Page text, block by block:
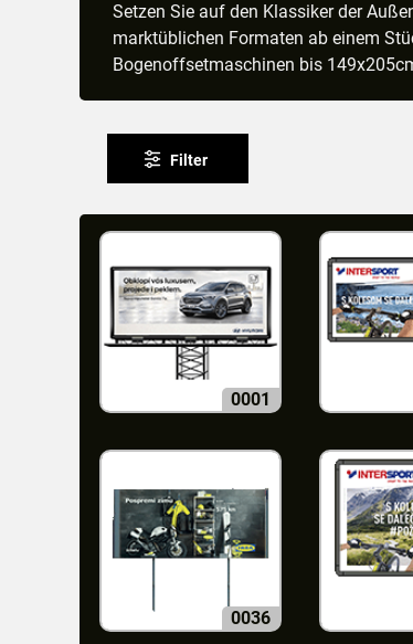
Setzen Sie auf den Klassiker der
marktüblichen Formaten ab einem
Bogenoffsetmaschinen bis
Filter
0001
0036